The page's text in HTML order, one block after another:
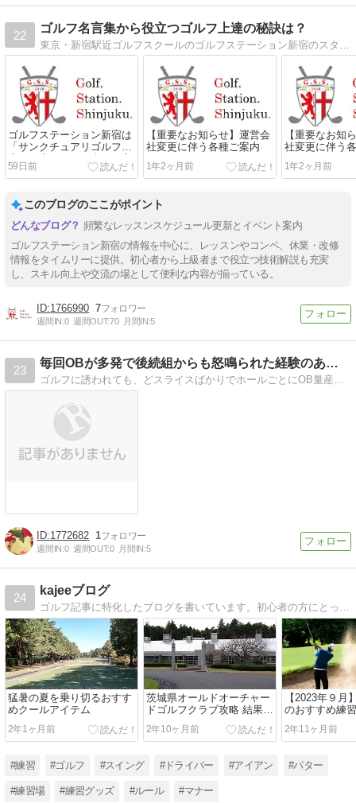
22
ゴルフ名言集から役立つゴルフ上達の秘訣は？
ゴルフステーション新宿は
「サンクチュアリゴルフ新
宿西口店」として生まれ変
わりました！
59日前
【重要なお知らせ】運営会
社変更に伴う各種ご案内
1年2ヶ月前
【重要なお知
社変更に伴う
1年2ヶ月前
このブログのここがポイント
頻繁なレッスンスケジュール更新とイベント案内
ゴルフステーション新宿の情報を中心に、レッスンやコンペ、休業・改修
情報をタイムリーに提供。初心者から上級者まで役立つ技術解説も充実
し、スキル向上や交流の場として便利な内容が揃っている。
1766990 7
週間IN:0 週間OUT:70 月間IN:5
23
毎回OBが多発で後続組からも怒鳴られた経験のある私がラウン…
ゴルフに誘われても、どスライスばかりでホールごとにOB量産。どんなに練習しても毎回スコアは１３０以上！そのせいで同伴者からは嫌悪愚痴ばかり。いくら練習をしても…
1772682 1
週間IN:0 週間OUT:0 月間IN:5
24
kajeeブログ
ゴルフ記事に特化したブログを書いています。初心者の方にとって味方になれるように頑張っています。普段のルールやマナーについても紹介しています。
猛暑の夏を乗り切るおすす
めクールアイテム
2年1ヶ月前
茨城県オールドオーチャー
ドゴルフクラブ攻略 結果
【2023年10月1日】
2年10ヶ月前
【2023年９月
のおすすめ練
心者向け)
2年11ヶ月前
#練習 #ゴルフ #スイング #ドライバー #アイアン #パター
#練習場 #練習グッズ #ルール #マナー